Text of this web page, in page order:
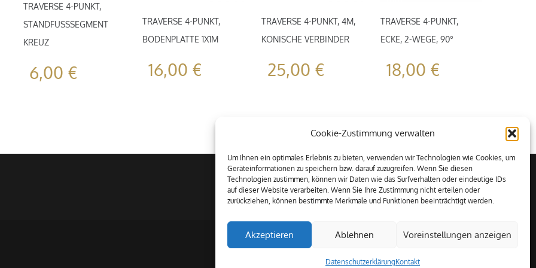
Cookie-Zustimmung verwalten
Um Ihnen ein optimales Erlebnis zu bieten, verwenden wir Technologien wie Cookies, um
Geräteinformationen zu speichern bzw. darauf zuzugreifen. Wenn Sie diesen
Technologien zustimmen, können wir Daten wie das Surfverhalten oder eindeutige IDs
auf dieser Website verarbeiten. Wenn Sie Ihre Zustimmung nicht erteilen oder
zurückziehen, können bestimmte Merkmale und Funktionen beeinträchtigt werden.
Akzeptieren Ablehnen Voreinstellungen anzeigen
DatenschutzerklärungKontakt
TRAVERSE 4-PUNKT,
STANDFUSSSEGMENT K
REUZ
6,00 €
TRAVERSE 4-PUNKT,
BODENPLATTE 1X1M
16,00 €
TRAVERSE 4-PUNKT, 4M,
KONISCHE VERBINDER
25,00 €
TRAVERSE 4-PUNKT,
ECKE, 2-WEGE, 90°
18,00 €